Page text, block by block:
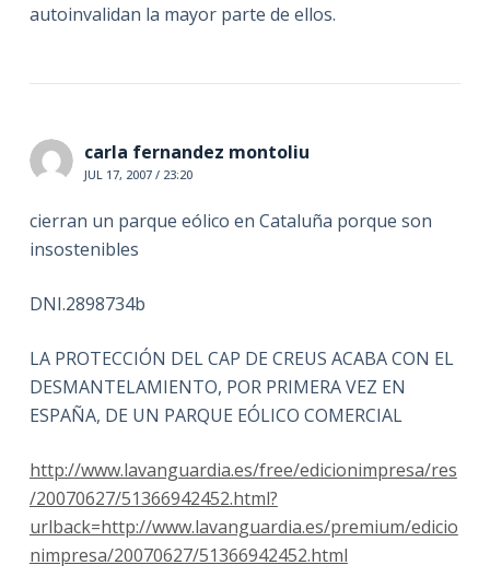
autoinvalidan la mayor parte de ellos.
carla fernandez montoliu
JUL 17, 2007 / 23:20
cierran un parque eólico en Cataluña porque son
insostenibles
DNI.2898734b
LA PROTECCIÓN DEL CAP DE CREUS ACABA CON EL
DESMANTELAMIENTO, POR PRIMERA VEZ EN
ESPAÑA, DE UN PARQUE EÓLICO COMERCIAL
http://www.lavanguardia.es/free/edicionimpresa/res
/20070627/51366942452.html?
urlback=http://www.lavanguardia.es/premium/edicio
nimpresa/20070627/51366942452.html